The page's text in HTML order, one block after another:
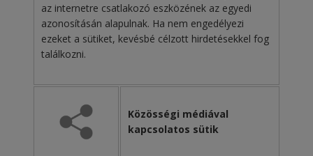
az internetre csatlakozó eszközének az egyedi
azonosításán alapulnak. Ha nem engedélyezi
ezeket a sütiket, kevésbé célzott hirdetésekkel fog
találkozni.
Közösségi médiával
kapcsolatos sütik